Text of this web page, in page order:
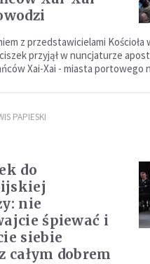
z przedstawicielami Kościoła
przyjął w nuncjaturze
Xai-Xai - miasta portowego
PAPIESKI
do
nie
śpiewać i
siebie
całym dobrem